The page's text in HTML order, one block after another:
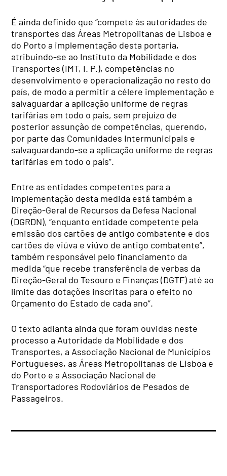
É ainda definido que “compete às autoridades de
transportes das Áreas Metropolitanas de Lisboa e
do Porto a implementação desta portaria,
atribuindo-se ao Instituto da Mobilidade e dos
Transportes (IMT, I. P.), competências no
desenvolvimento e operacionalização no resto do
país, de modo a permitir a célere implementação e
salvaguardar a aplicação uniforme de regras
tarifárias em todo o país, sem prejuízo de
posterior assunção de competências, querendo,
por parte das Comunidades Intermunicipais e
salvaguardando-se a aplicação uniforme de regras
tarifárias em todo o país”.
Entre as entidades competentes para a
implementação desta medida está também a
Direção-Geral de Recursos da Defesa Nacional
(DGRDN), “enquanto entidade competente pela
emissão dos cartões de antigo combatente e dos
cartões de viúva e viúvo de antigo combatente”,
também responsável pelo financiamento da
medida “que recebe transferência de verbas da
Direção-Geral do Tesouro e Finanças (DGTF) até ao
limite das dotações inscritas para o efeito no
Orçamento do Estado de cada ano”.
O texto adianta ainda que foram ouvidas neste
processo a Autoridade da Mobilidade e dos
Transportes, a Associação Nacional de Municípios
Portugueses, as Áreas Metropolitanas de Lisboa e
do Porto e a Associação Nacional de
Transportadores Rodoviários de Pesados de
Passageiros.